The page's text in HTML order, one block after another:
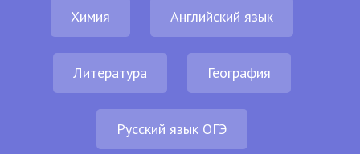
Химия Английский язык
Литература География
Русский язык ОГЭ